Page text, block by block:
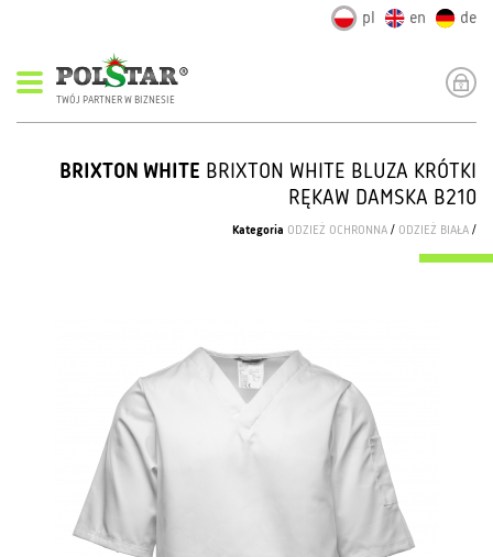
pl en de
TWÓJ PARTNER W BIZNESIE
BRIXTON WHITE BRIXTON WHITE BLUZA KRÓTKI
RĘKAW DAMSKA B210
Kategoria ODZIEŻ OCHRONNA / ODZIEŻ BIAŁA /